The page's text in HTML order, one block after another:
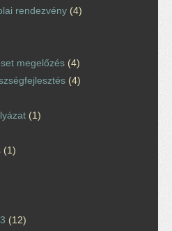
rendezvény (4)
megelőzés (4)
(4)
(1)
(1)
(12)